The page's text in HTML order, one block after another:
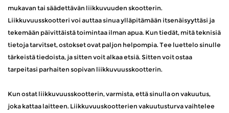
mukavan tai säädettävän liikkuvuuden skootterin.
Liikkuvuusskootteri voi auttaa sinua ylläpitämään itsenäisyyttäsi ja
tekemään päivittäistä toimintaa ilman apua. Kun tiedät, mitä teknisiä
tietoja tarvitset, ostokset ovat paljon helpompia. Tee luettelo sinulle
tärkeistä tiedoista, ja sitten voit alkaa etsiä. Sitten voit ostaa
tarpeitasi parhaiten sopivan liikkuvuusskootterin.
Kun ostat liikkuvuusskootterin, varmista, että sinulla on vakuutus,
joka kattaa laitteen. Liikkuvuuskootterien vakuutusturva vaihtelee